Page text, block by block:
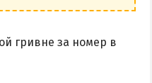
гривне за номер в